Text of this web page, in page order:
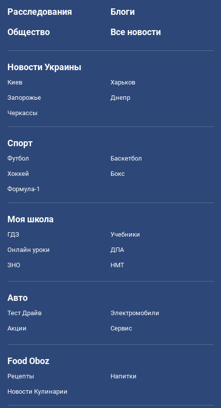
Расследования
Блоги
Общество
Все новости
Новости Украины
Киев Харьков
Запорожье Днепр
Черкассы
Спорт
Футбол Баскетбол
Хоккей Бокс
Формула-1
Моя школа
ГДЗ Учебники
Онлайн уроки ДПА
ЗНО НМТ
Авто
Тест Драйв Электромобили
Акции Сервис
Food Oboz
Рецепты Напитки
Новости Кулинарии